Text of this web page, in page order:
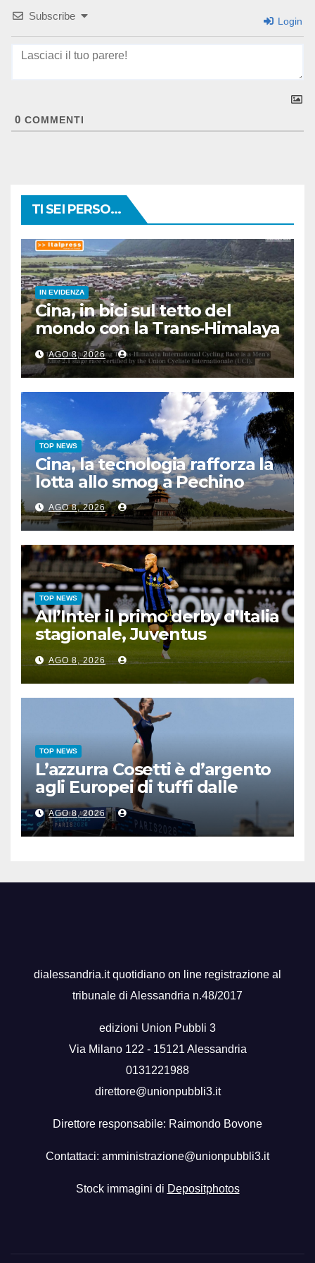
Subscribe Login
0 COMMENTI
TI SEI PERSO...
IN EVIDENZA
Cina, in bici sul tetto del
mondo con la Trans-Himalaya
Race
AGO 8, 2026
TOP NEWS
Cina, la tecnologia rafforza la
lotta allo smog a Pechino
AGO 8, 2026
TOP NEWS
All’Inter il primo derby d’Italia
stagionale, Juventus
sconfitta 2-1
AGO 8, 2026
TOP NEWS
L’azzurra Cosetti è d’argento
agli Europei di tuffi dalle
grandi altezze
AGO 8, 2026
dialessandria.it quotidiano on line registrazione al
tribunale di Alessandria n.48/2017
edizioni Union Pubbli 3
Via Milano 122 - 15121 Alessandria
0131221988
direttore@unionpubbli3.it
Direttore responsabile: Raimondo Bovone
Contattaci: amministrazione@unionpubbli3.it
Stock immagini di Depositphotos